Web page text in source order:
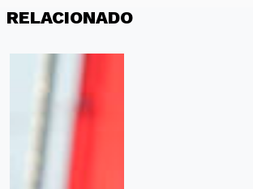
RELACIONADO